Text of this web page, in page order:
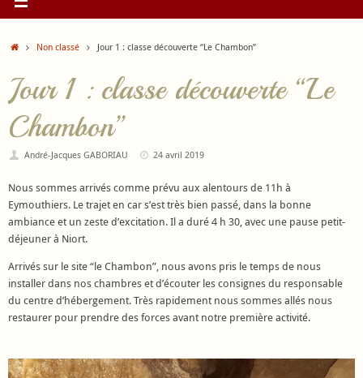
AccueilNon classé Jour 1 : classe découverte “Le Chambon”
Jour 1 : classe découverte “Le
Chambon”
André-Jacques GABORIAU 24 avril 2019
Nous sommes arrivés comme prévu aux alentours de 11h à
Eymouthiers. Le trajet en car s’est très bien passé, dans la bonne
ambiance et un zeste d’excitation. Il a duré 4 h 30, avec une pause petit-
déjeuner à Niort.
Arrivés sur le site “le Chambon”, nous avons pris le temps de nous
installer dans nos chambres et d’écouter les consignes du responsable
du centre d’hébergement. Très rapidement nous sommes allés nous
restaurer pour prendre des forces avant notre première activité.